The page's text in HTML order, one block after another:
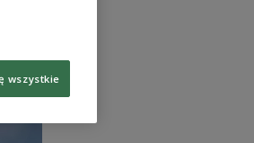
wszystkie